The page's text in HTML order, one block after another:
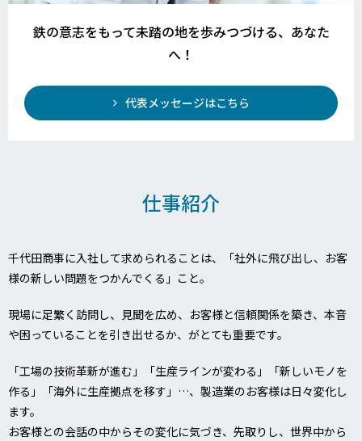
鉄の意志をもって未踏の地を歩みつづける、あなた
へ！
代表メッセージはこちら
仕事紹介
千代田商事に入社して求められることは、「社外に飛び出し、お客
様の新しい問題をつかんでくる」こと。
現場に足繁く訪問し、見聞を広め、お客様と信頼関係を築き、本音
や困っていることを引き出せるか、がとても重要です。
「工場の技術革新が進む」「生産ラインが変わる」「新しいモノを
作る」「海外に生産拠点を移す」…、製造業のお客様は日々変化し
ます。
お客様との会話の中からその変化に気づき、先取りし、世界中から